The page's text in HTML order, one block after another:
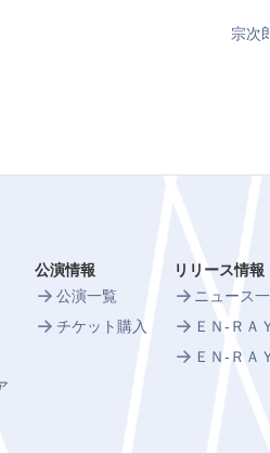
宗次
公演情報
公演一覧
チケット購入
リリース情報
ニュース
ＥＮ-ＲＡ
ＥＮ-ＲＡ